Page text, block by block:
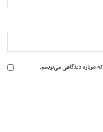
دوباره دیدگاهی می‌نویسم.